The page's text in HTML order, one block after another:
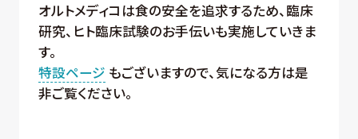
オルトメディコは食の安全を追求するため、臨床
研究、ヒト臨床試験のお手伝いも実施していきま
す。
特設ページ もございますので、気になる方は是
非ご覧ください。